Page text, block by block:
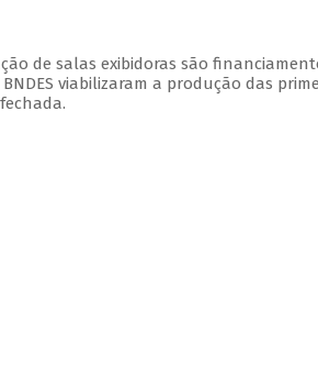
de salas exibidoras são
viabilizaram a produção das